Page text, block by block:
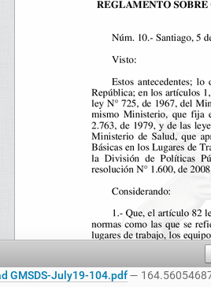
GMSDS-July19-104.pdf —